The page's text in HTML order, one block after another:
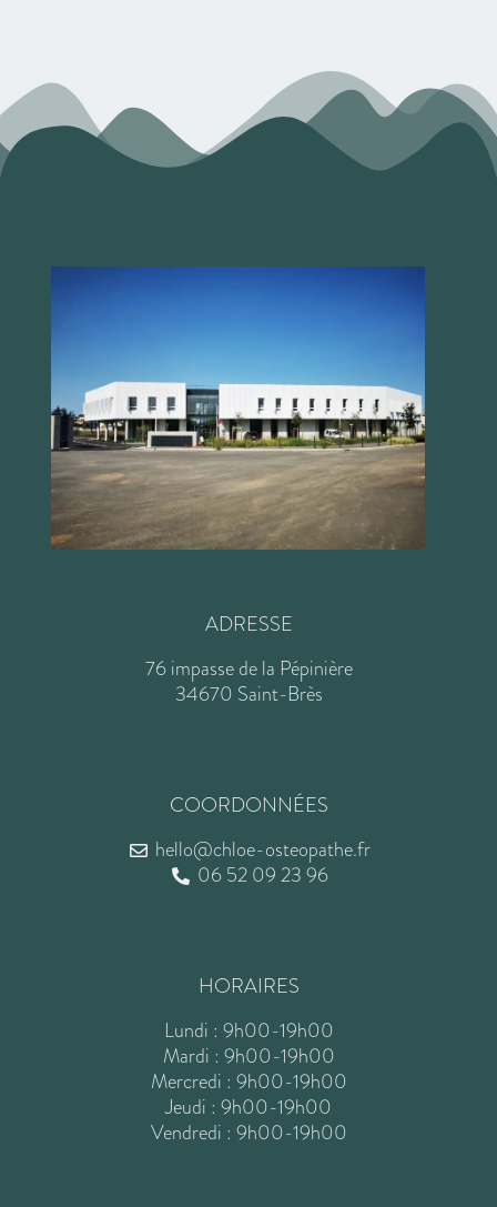
ADRESSE
76 impasse de la Pépinière
34670 Saint-Brès
COORDONNÉES
hello@chloe-osteopathe.fr
06 52 09 23 96
HORAIRES
Lundi : 9h00-19h00
Mardi : 9h00-19h00
Mercredi : 9h00-19h00
Jeudi : 9h00-19h00
Vendredi : 9h00-19h00